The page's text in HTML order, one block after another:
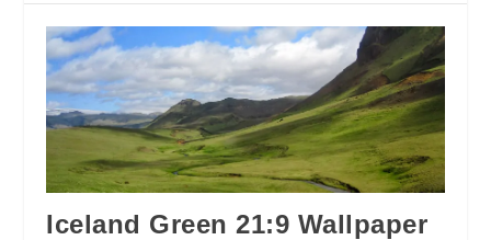
Iceland Green 21:9 Wallpaper